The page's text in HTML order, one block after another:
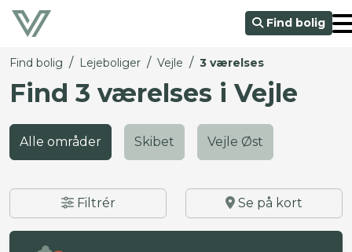
Find bolig
Find bolig / Lejeboliger / Vejle / 3 værelses
Find 3 værelses i Vejle
Alle områder Skibet Vejle Øst
Filtrér Se på kort